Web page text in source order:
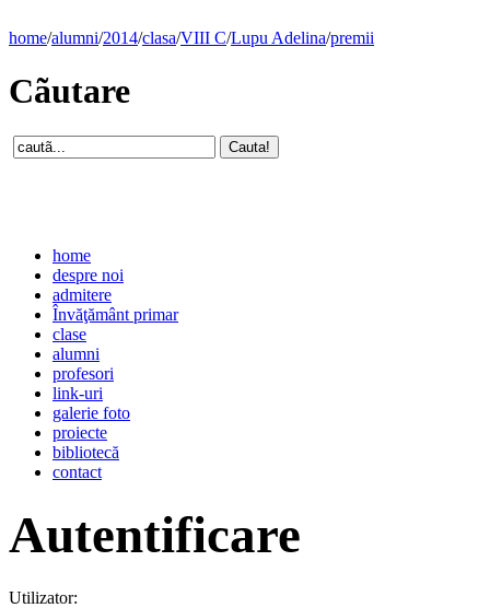
home/alumni/2014/clasa/VIII C/Lupu Adelina/premii
Cãutare
home
despre noi
admitere
Învăţământ primar
clase
alumni
profesori
link-uri
galerie foto
proiecte
bibliotecă
contact
Autentificare
Utilizator: